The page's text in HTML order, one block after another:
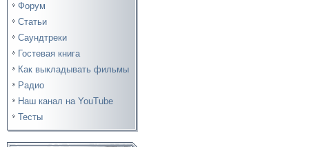
Форум
Статьи
Саундтреки
Гостевая книга
Как выкладывать фильмы
Радио
Наш канал на YouTube
Тесты